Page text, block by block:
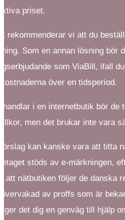
priset.
rekommenderar vi att du
Som en annan lösning bör
som ViaBill, ifall
över en tidsperiod.
handlar i en internetbutik bör de
men det brukar inte vara
kan kanske vara att titta
stöds av e-märkningen,
att nätbutiken följer de danska
av proffs som är
ger det dig en genväg till hjälp